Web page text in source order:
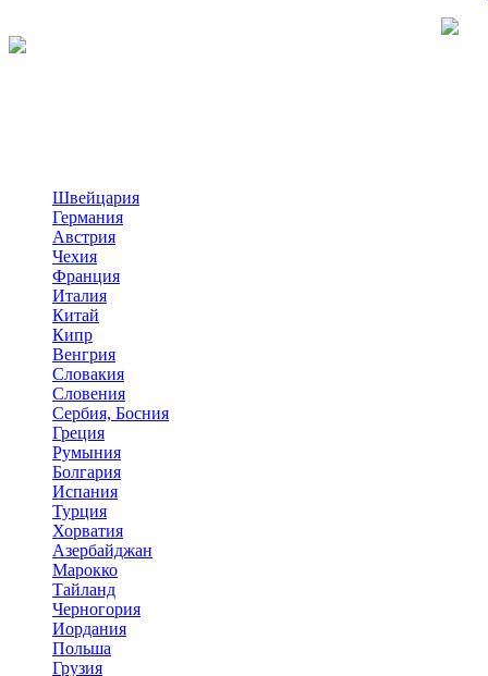
Швейцария
Германия
Австрия
Чехия
Франция
Италия
Китай
Кипр
Венгрия
Словакия
Словения
Сербия, Босния
Греция
Румыния
Болгария
Испания
Турция
Хорватия
Азербайджан
Марокко
Тайланд
Черногория
Иордания
Польша
Грузия